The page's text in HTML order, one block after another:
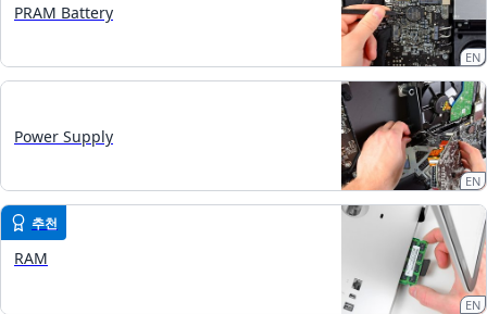
PRAM Battery
EN
Power Supply
EN
추천
RAM
EN